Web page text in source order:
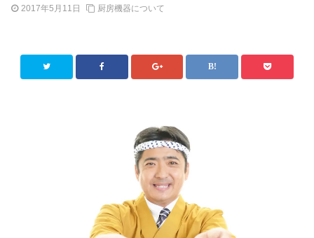
2017年5月11日 厨房機器について